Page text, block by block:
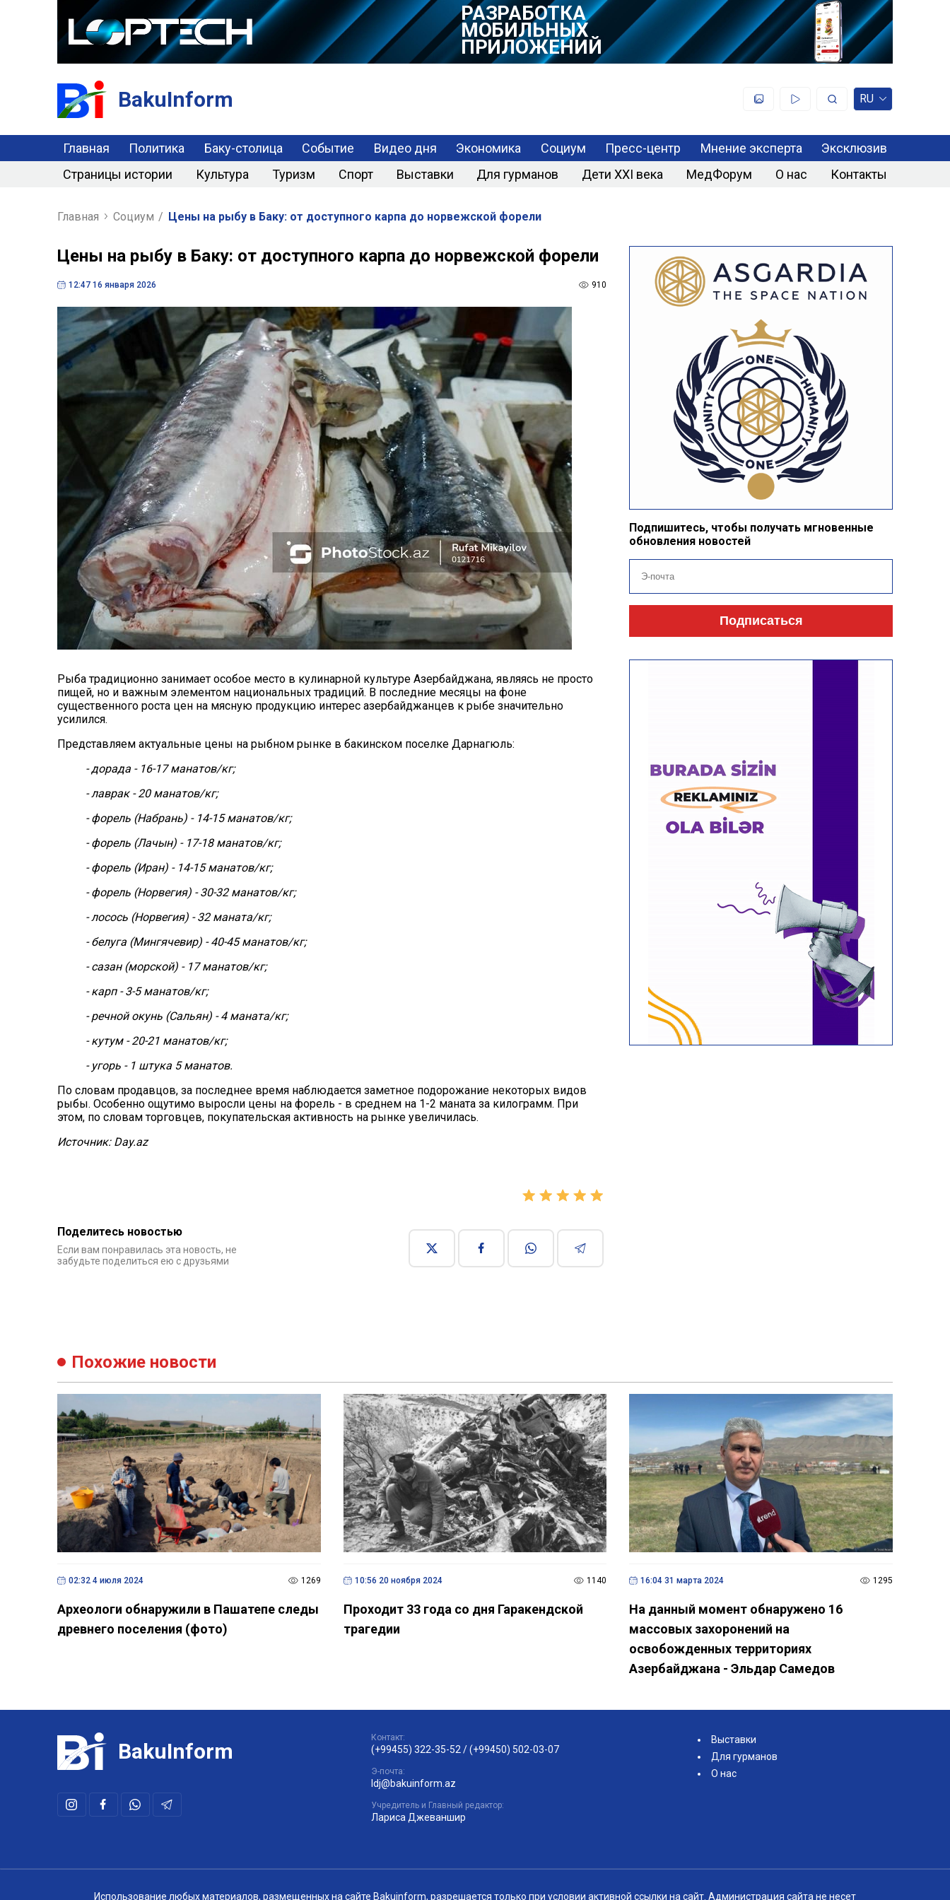
РАЗРАБОТКА
МОБИЛЬНЫХ
ПРИЛОЖЕНИЙ
BakuInform RU
Главная Политика Баку-столица Событие Видео дня Экономика Социум Пресс-центр Мнение эксперта
Эксклюзив
Страницы истории
Культура Туризм Спорт Выставки Для гурманов Дети XXI века МедФорум О нас Контакты
Главная Социум / Цены на рыбу в Баку: от доступного карпа до норвежской форели
Цены на рыбу в Баку: от доступного карпа до норвежской форели
12:47 16 января 2026 910
Рыба традиционно занимает особое место в кулинарной культуре Азербайджана, являясь не просто
пищей, но и важным элементом национальных традиций. В последние месяцы на фоне
существенного роста цен на мясную продукцию интерес азербайджанцев к рыбе значительно
усилился.
Представляем актуальные цены на рыбном рынке в бакинском поселке Дарнагюль:
- дорада - 16-17 манатов/кг;
- лаврак - 20 манатов/кг;
- форель (Набрань) - 14-15 манатов/кг;
- форель (Лачын) - 17-18 манатов/кг;
- форель (Иран) - 14-15 манатов/кг;
- форель (Норвегия) - 30-32 манатов/кг;
- лосось (Норвегия) - 32 маната/кг;
- белуга (Мингячевир) - 40-45 манатов/кг;
- сазан (морской) - 17 манатов/кг;
- карп - 3-5 манатов/кг;
- речной окунь (Сальян) - 4 маната/кг;
- кутум - 20-21 манатов/кг;
- угорь - 1 штука 5 манатов.
По словам продавцов, за последнее время наблюдается заметное подорожание некоторых видов
рыбы. Особенно ощутимо выросли цены на форель - в среднем на 1-2 маната за килограмм. При
этом, по словам торговцев, покупательская активность на рынке увеличилась.
Источник: Day.az
Поделитесь новостью
Если вам понравилась эта новость, не
забудьте поделиться ею с друзьями
Подпишитесь, чтобы получать мгновенные
обновления новостей
Подписаться
Похожие новости
02:32 4 июля 2024 1269
Археологи обнаружили в Пашатепе следы
древнего поселения (фото)
10:56 20 ноября 2024 1140
Проходит 33 года со дня Гаракендской
трагедии
16:04 31 марта 2024 1295
На данный момент обнаружено 16
массовых захоронений на
освобожденных территориях
Азербайджана - Эльдар Самедов
BakuInform
Контакт:
(+99455) 322-35-52 /(+99450) 502-03-07
Э-почта:
ldj@bakuinform.az
Учредитель и Главный редактор:
Лариса Джеваншир
Выставки
Для гурманов
О нас
Использование любых материалов, размещенных на сайте Bakuinform, разрешается только при условии активной ссылки на сайт. Администрация сайта не несет